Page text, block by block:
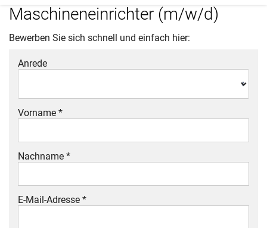
Maschineneinrichter (m/w/d)
Bewerben Sie sich schnell und einfach hier:
Anrede
Vorname *
Nachname *
E-Mail-Adresse *